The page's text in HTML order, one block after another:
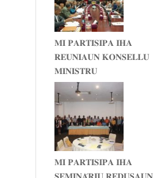
𝐌𝐈 𝐏𝐀𝐑𝐓𝐈𝐒𝐈𝐏𝐀 𝐈𝐇𝐀
𝐑𝐄𝐔𝐍𝐈𝐀𝐔𝐍 𝐊𝐎𝐍𝐒𝐄𝐋𝐋𝐔
𝐌𝐈𝐍𝐈𝐒𝐓𝐑𝐔
𝐌𝐈 𝐏𝐀𝐑𝐓𝐈𝐒𝐈𝐏𝐀 𝐈𝐇𝐀